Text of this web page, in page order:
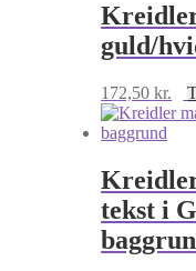
guld/
172,50kr.
tekst i